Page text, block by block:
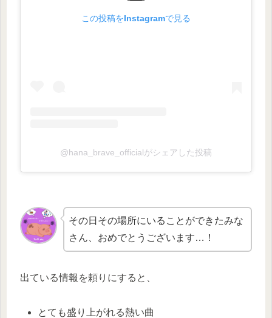
この投稿をInstagramで見る
@hana_brave_officialがシェアした投稿
その日その場所にいることができたみな
さん、おめでとうございます…！
出ている情報を頼りにすると、
とても盛り上がれる熱い曲